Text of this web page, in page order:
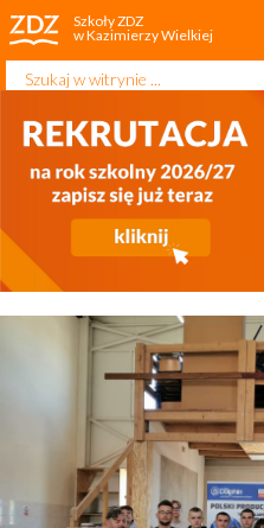
Szkoły ZDZ
w Kazimierzy Wielkiej
Start
Aktualności
O szkole
Rekrutacja 2026/2027
Dla ucznia
Projekty unijne
Najbliższe kursy
Szukaj...